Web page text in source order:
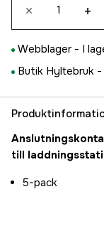
× +
Webblager - I
Butik Hyltebruk -
till
5-pack